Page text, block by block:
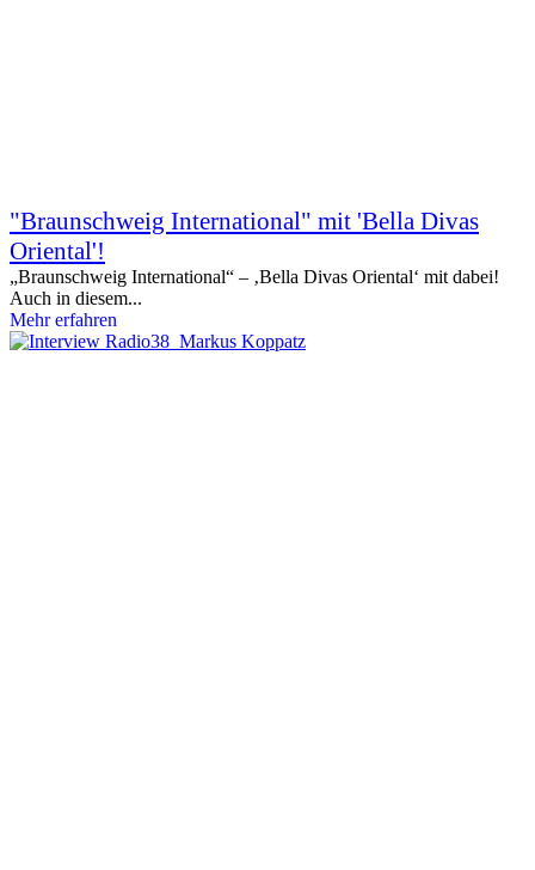
"Braunschweig International" mit 'Bella Divas
Oriental'!
„Braunschweig International“ – ‚Bella Divas Oriental‘ mit dabei!
Auch in diesem...
Mehr erfahren